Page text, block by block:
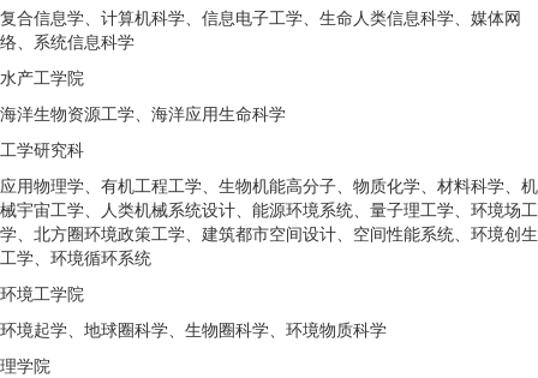
复合信息学、计算机科学、信息电子工学、生命人类信息科学、媒体网
络、系统信息科学
水产工学院
海洋生物资源工学、海洋应用生命科学
工学研究科
应用物理学、有机工程工学、生物机能高分子、物质化学、材料科学、机
械宇宙工学、人类机械系统设计、能源环境系统、量子理工学、环境场工
学、北方圈环境政策工学、建筑都市空间设计、空间性能系统、环境创生
工学、环境循环系统
环境工学院
环境起学、地球圈科学、生物圈科学、环境物质科学
理学院